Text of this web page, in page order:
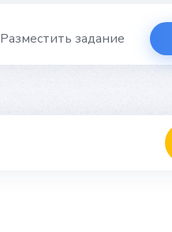
Разместить задание